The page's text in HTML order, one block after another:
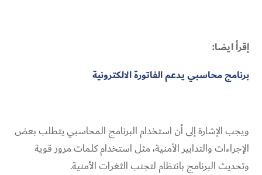
إقرأ ايضا:
برنامج محاسبي يدعم الفاتورة الالكترونية
ويجب الإشارة إلى أن استخدام البرنامج المحاسبي يتطلب بعض
الإجراءات والتدابير الأمنية، مثل استخدام كلمات مرور قوية
وتحديث البرنامج بانتظام لتجنب الثغرات الأمنية.